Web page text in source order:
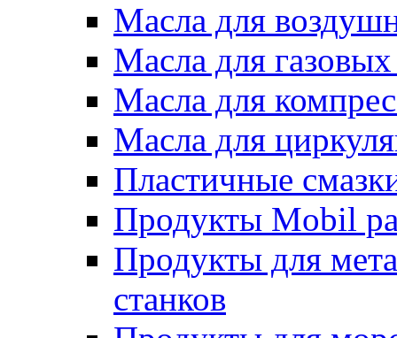
Масла для
Масла для газовых
Масла для
Масла для
Пластичные
Продукты Mobil
Продукты для
станков